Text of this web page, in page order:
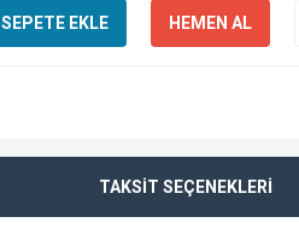
SEPETE EKLE HEMEN AL
TAKSİT SEÇENEKLERİ